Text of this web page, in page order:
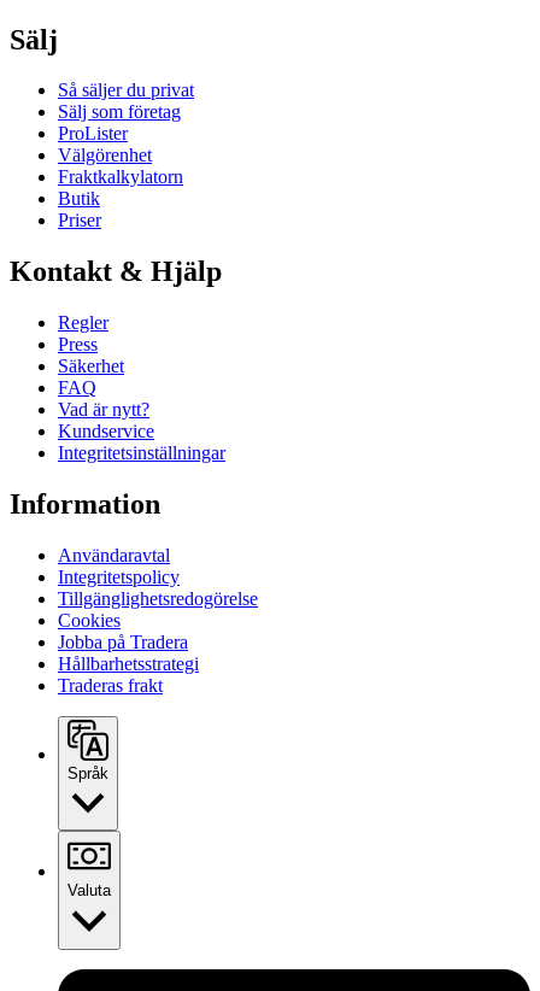
Sälj
Så säljer du privat
Sälj som företag
ProLister
Välgörenhet
Fraktkalkylatorn
Butik
Priser
Kontakt & Hjälp
Regler
Press
Säkerhet
FAQ
Vad är nytt?
Kundservice
Integritetsinställningar
Information
Användaravtal
Integritetspolicy
Tillgänglighetsredogörelse
Cookies
Jobba på Tradera
Hållbarhetsstrategi
Traderas frakt
Språk
Valuta